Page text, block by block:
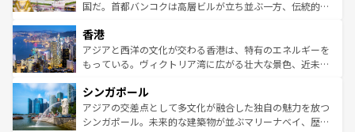
覧を参照してほしい。
醸し出している。また、バラエティの豊かさとおいしさで
とつ。フォーやバインミー、ベトナムコーヒーなどは、ぜ
ひ現地で味わいたい。どの地域を訪れてもあたたかい人々
が旅行者を迎えてくれるので、きっと忘れられない旅にな
参照してほしい。
国だ。首都バンコクは高層ビルが立ち並ぶ一方、伝統的な
の活気が交差している。北部ではチェンマイなどの山岳地
帯で自然と触れ合い、南部ではプーケットやクラビの美し
いビーチでリゾート気分を楽しむことができる。タイ料理
激する。気候は一年中温暖で、どの季節にも異なる楽しみ
が待っている。親しみやすいタイの人々、仏教を中心とし
た文化、そして多様な観光資源が、訪れる旅人を魅了し続
香港
アジアと西洋の文化が交わる香港は、特有のエネルギーを
もっている。ヴィクトリア湾に広がる壮大な景色、近未来
み、どこを訪れても感動するはず。観光スポットが密集し
ており、効率よく見どころを回れるのも魅力。息をのむよ
うな絶景から文化的な体験まで、香港を存分に楽しみ尽く
シンガポール
アジアの交差点として多文化が融合した独自の魅力を放つ
シンガポール。未来的な建築物が並ぶマリーナベイ、歴史